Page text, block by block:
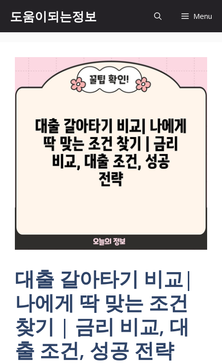
츠
도움이되는정보 Menu
대출 갈아타기 비교|
나에게 딱 맞는 조건
찾기 | 금리 비교, 대
출 조건, 성공 전략